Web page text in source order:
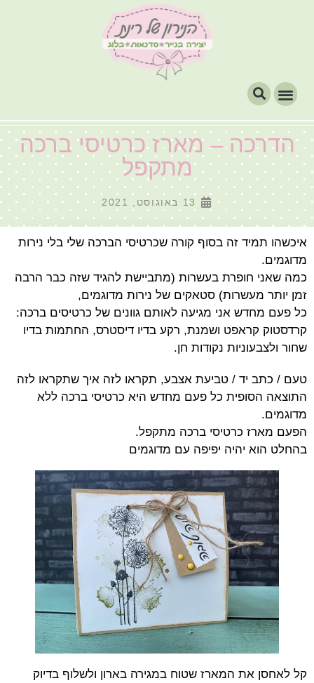
הדרכה – מארז כרטיסי ברכה
מתקפל
13 באוגוסט, 2021
איכשהו תמיד זה בסוף קורה שכרטיסי הברכה שלי בלי נירות
מדוגמים.
כמה שאני חופרת בעשרות (מתביישת להגיד שזה כבר הרבה
זמן יותר מעשרות) סטאקים של נירות מדוגמים,
כל פעם מחדש אני מגיעה לאותם גוונים של כרטיסים ברכה:
קרדסטוק קראפט ושמנת, רקע בדיו דיסטרס, החתמות בדיו
שחור ולצבעוניות נקודות חן.
טעם / כתב יד / טביעת אצבע, תקראו לזה איך שתקראו לזה
התוצאה הסופית כל פעם מחדש היא כרטיסי ברכה ללא
מדוגמים.
הפעם מארז כרטיסי ברכה מתקפל.
בהחלט הוא יהיה יפיפה עם מדוגמים
קל לאחסן את המארז שטוח במגירה בארון ולשלוף בדיוק